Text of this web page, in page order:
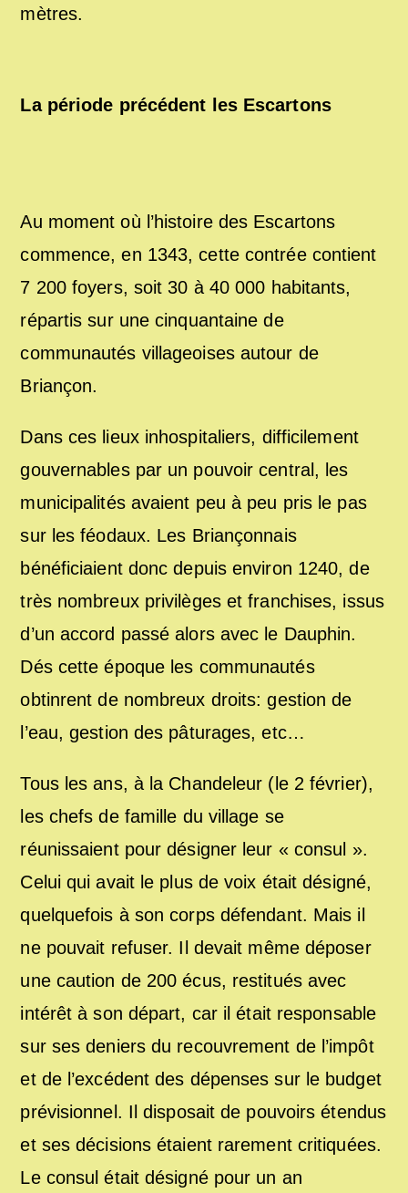
mètres.
La période précédent les Escartons
Au moment où l’histoire des Escartons
commence, en 1343, cette contrée contient
7 200 foyers, soit 30 à 40 000 habitants,
répartis sur une cinquantaine de
communautés villageoises autour de
Briançon.
Dans ces lieux inhospitaliers, difficilement
gouvernables par un pouvoir central, les
municipalités avaient peu à peu pris le pas
sur les féodaux. Les Briançonnais
bénéficiaient donc depuis environ 1240, de
très nombreux privilèges et franchises, issus
d’un accord passé alors avec le Dauphin.
Dés cette époque les communautés
obtinrent de nombreux droits: gestion de
l’eau, gestion des pâturages, etc…
Tous les ans, à la Chandeleur (le 2 février),
les chefs de famille du village se
réunissaient pour désigner leur « consul ».
Celui qui avait le plus de voix était désigné,
quelquefois à son corps défendant. Mais il
ne pouvait refuser. Il devait même déposer
une caution de 200 écus, restitués avec
intérêt à son départ, car il était responsable
sur ses deniers du recouvrement de l’impôt
et de l’excédent des dépenses sur le budget
prévisionnel. Il disposait de pouvoirs étendus
et ses décisions étaient rarement critiquées.
Le consul était désigné pour un an